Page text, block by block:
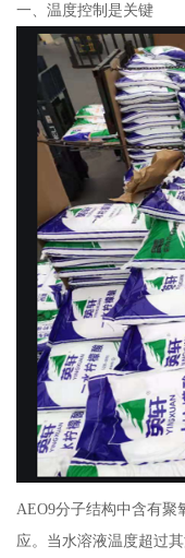
一、温度控制是关键
AEO9分子结构中含有聚
应。当水溶液温度超过